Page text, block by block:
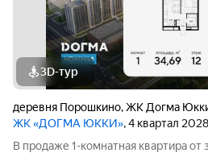
3D-тур
деревня Порошкино,ЖК Догма
ЖК «ДОГМА ЮККИ», 4 квартал 2028
В продаже 1-комнатная квартира